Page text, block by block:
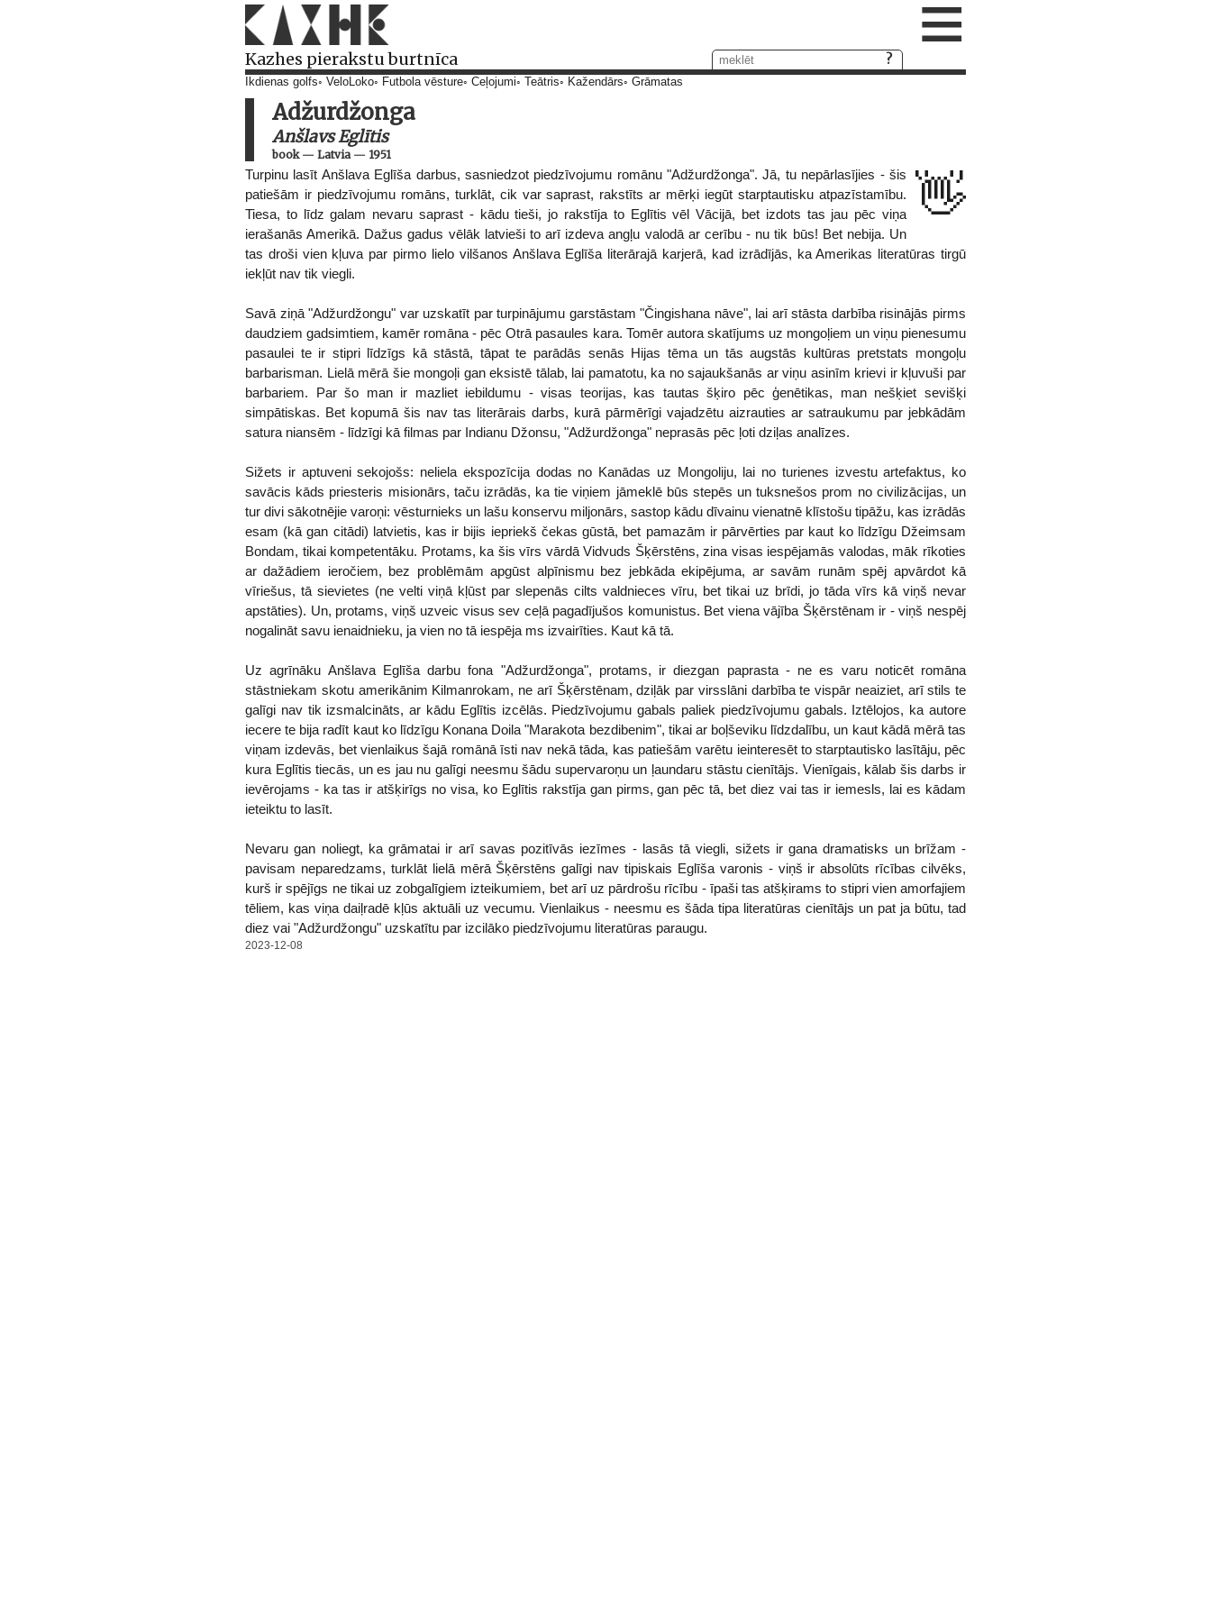
Kazhes pierakstu burtnīca ≡
Ikdienas golfs VeloLoko Futbola vēsture Ceļojumi Teātris Kažendārs Grāmatas
Adžurdžonga
Anšlavs Eglītis
book— Latvia— 1951
👋
Turpinu lasīt Anšlava Eglīša darbus, sasniedzot piedzīvojumu romānu "Adžurdžonga". Jā, tu nepārlasījies - šis
patiešām ir piedzīvojumu romāns, turklāt, cik var saprast, rakstīts ar mērķi iegūt starptautisku atpazīstamību.
Tiesa, to līdz galam nevaru saprast - kādu tieši, jo rakstīja to Eglītis vēl Vācijā, bet izdots tas jau pēc viņa
ierašanās Amerikā. Dažus gadus vēlāk latvieši to arī izdeva angļu valodā ar cerību - nu tik būs! Bet nebija. Un
tas droši vien kļuva par pirmo lielo vilšanos Anšlava Eglīša literārajā karjerā, kad izrādījās, ka Amerikas literatūras tirgū
iekļūt nav tik viegli.
Savā ziņā "Adžurdžongu" var uzskatīt par turpinājumu garstāstam "Čingishana nāve", lai arī stāsta darbība risinājās pirms
daudziem gadsimtiem, kamēr romāna - pēc Otrā pasaules kara. Tomēr autora skatījums uz mongoļiem un viņu pienesumu
pasaulei te ir stipri līdzīgs kā stāstā, tāpat te parādās senās Hijas tēma un tās augstās kultūras pretstats mongoļu
barbarisman. Lielā mērā šie mongoļi gan eksistē tālab, lai pamatotu, ka no sajaukšanās ar viņu asinīm krievi ir kļuvuši par
barbariem. Par šo man ir mazliet iebildumu - visas teorijas, kas tautas šķiro pēc ģenētikas, man nešķiet sevišķi
simpātiskas. Bet kopumā šis nav tas literārais darbs, kurā pārmērīgi vajadzētu aizrauties ar satraukumu par jebkādām
satura niansēm - līdzīgi kā filmas par Indianu Džonsu, "Adžurdžonga" neprasās pēc ļoti dziļas analīzes.
Sižets ir aptuveni sekojošs: neliela ekspozīcija dodas no Kanādas uz Mongoliju, lai no turienes izvestu artefaktus, ko
savācis kāds priesteris misionārs, taču izrādās, ka tie viņiem jāmeklē būs stepēs un tuksnešos prom no civilizācijas, un
tur divi sākotnējie varoņi: vēsturnieks un lašu konservu miljonārs, sastop kādu dīvainu vienatnē klīstošu tipāžu, kas izrādās
esam (kā gan citādi) latvietis, kas ir bijis iepriekš čekas gūstā, bet pamazām ir pārvērties par kaut ko līdzīgu Džeimsam
Bondam, tikai kompetentāku. Protams, ka šis vīrs vārdā Vidvuds Šķērstēns, zina visas iespējamās valodas, māk rīkoties
ar dažādiem ieročiem, bez problēmām apgūst alpīnismu bez jebkāda ekipējuma, ar savām runām spēj apvārdot kā
vīriešus, tā sievietes (ne velti viņā kļūst par slepenās cilts valdnieces vīru, bet tikai uz brīdi, jo tāda vīrs kā viņš nevar
apstāties). Un, protams, viņš uzveic visus sev ceļā pagadījušos komunistus. Bet viena vājība Šķērstēnam ir - viņš nespēj
nogalināt savu ienaidnieku, ja vien no tā iespēja ms izvairīties. Kaut kā tā.
Uz agrīnāku Anšlava Eglīša darbu fona "Adžurdžonga", protams, ir diezgan paprasta - ne es varu noticēt romāna
stāstniekam skotu amerikānim Kilmanrokam, ne arī Šķērstēnam, dziļāk par virsslāni darbība te vispār neaiziet, arī stils te
galīgi nav tik izsmalcināts, ar kādu Eglītis izcēlās. Piedzīvojumu gabals paliek piedzīvojumu gabals. Iztēlojos, ka autore
iecere te bija radīt kaut ko līdzīgu Konana Doila "Marakota bezdibenim", tikai ar boļševiku līdzdalību, un kaut kādā mērā tas
viņam izdevās, bet vienlaikus šajā romānā īsti nav nekā tāda, kas patiešām varētu ieinteresēt to starptautisko lasītāju, pēc
kura Eglītis tiecās, un es jau nu galīgi neesmu šādu supervaroņu un ļaundaru stāstu cienītājs. Vienīgais, kālab šis darbs ir
ievērojams - ka tas ir atšķirīgs no visa, ko Eglītis rakstīja gan pirms, gan pēc tā, bet diez vai tas ir iemesls, lai es kādam
ieteiktu to lasīt.
Nevaru gan noliegt, ka grāmatai ir arī savas pozitīvās iezīmes - lasās tā viegli, sižets ir gana dramatisks un brīžam -
pavisam neparedzams, turklāt lielā mērā Šķērstēns galīgi nav tipiskais Eglīša varonis - viņš ir absolūts rīcības cilvēks,
kurš ir spējīgs ne tikai uz zobgalīgiem izteikumiem, bet arī uz pārdrošu rīcību - īpaši tas atšķirams to stipri vien amorfajiem
tēliem, kas viņa daiļradē kļūs aktuāli uz vecumu. Vienlaikus - neesmu es šāda tipa literatūras cienītājs un pat ja būtu, tad
diez vai "Adžurdžongu" uzskatītu par izcilāko piedzīvojumu literatūras paraugu.
2023-12-08